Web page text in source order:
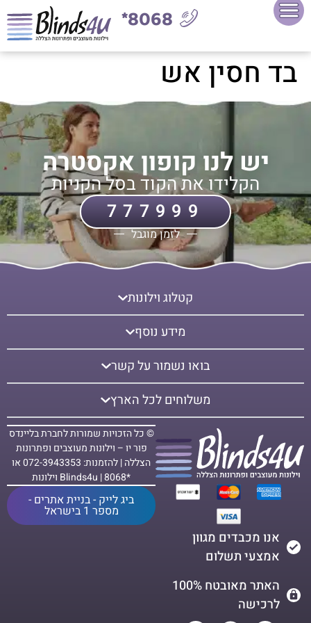
8068*
בד חסין אש
יש לנו קופון אקסטרה
הקלידו את הקוד בסל הקניות
777999
לזמן מוגבל
אנו מכבדים מגוון
אמצעי תשלום
האתר מאובטח 100%
לרכישה
© כל הזכויות שמורות לחברת בליינדס
פור יו – וילונות מעוצבים ופתרונות
הצללה | להזמנות: 072-3943353 או
*8068 | Blinds4u וילונות
ביג לייק - בניית אתרים -
מספר 1 בישראל
קטלוג וילונות
מידע נוסף
בואו נשמור על קשר
משלוחים לכל הארץ